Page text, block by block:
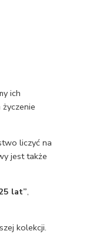
ich
liczyć na
jest także
lat”,
kolekcji.